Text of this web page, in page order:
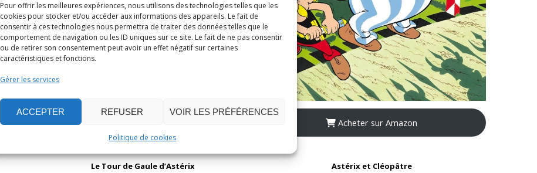
Pour offrir les meilleures expériences, nous utilisons des technologies telles que les
cookies pour stocker et/ou accéder aux informations des appareils. Le fait de
consentir à ces technologies nous permettra de traiter des données telles que le
comportement de navigation ou les ID uniques sur ce site. Le fait de ne pas consentir
ou de retirer son consentement peut avoir un effet négatif sur certaines
caractéristiques et fonctions.
Gérer les services
ACCEPTER REFUSER VOIR LES PRÉFÉRENCES
Politique de cookies
Acheter sur Amazon
Le Tour de Gaule d’Astérix
Astérix et Cléopâtre